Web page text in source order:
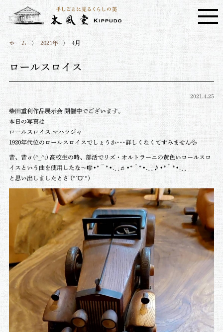
ホーム 2021年 4月
ロールスロイス
2021.4.25
柴田重利作品展示会 開催中でございます。
本日の写真は
ロールスロイス マハラジャ
1920年代位のロールスロイスでしょうか･･･詳しくなくてすみません💦
昔、昔σ(^_^;) 高校生の時、部活でリズ・オルトラーニの黄色いロールスロ
イスという曲を使用したな〜🎼•*¨*•.¸¸♬︎•*¨*•.¸¸♪•*¨*•.¸¸
と思い出しましたとさ (*ˊᗜˋ*)